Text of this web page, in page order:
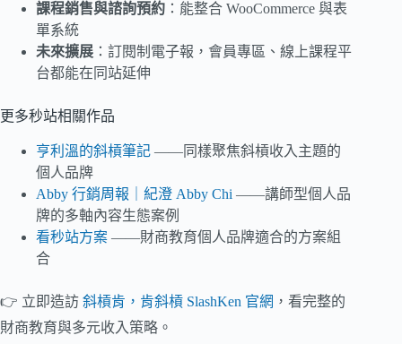
課程銷售與諮詢預約 ：能整合 WooCommerce 與表
單系統
未來擴展 ：訂閱制電子報，會員專區、線上課程平
台都能在同站延伸
更多秒站相關作品
亨利溫的斜槓筆記 ——同樣聚焦斜槓收入主題的
個人品牌
Abby 行銷周報｜紀澄 Abby Chi ——講師型個人品
牌的多軸內容生態案例
看秒站方案 ——財商教育個人品牌適合的方案組
合
👉 立即造訪 斜槓肯，肯斜槓 SlashKen 官網 ，看完整的
財商教育與多元收入策略。